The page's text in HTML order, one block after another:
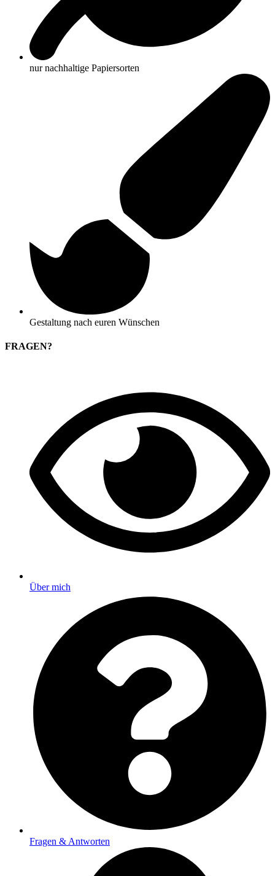
nur nachhaltige Papiersorten
Gestaltung nach euren Wünschen
FRAGEN?
Über mich
Fragen & Antworten